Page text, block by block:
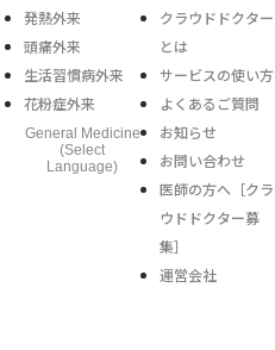
発熱外来
頭痛外来
生活習慣病外来
花粉症外来
General Medicine
(Select
Language)
クラウドドクター
とは
サービスの使い方
よくあるご質問
お知らせ
お問い合わせ
医師の方へ［クラ
ウドドクター募
集］
運営会社